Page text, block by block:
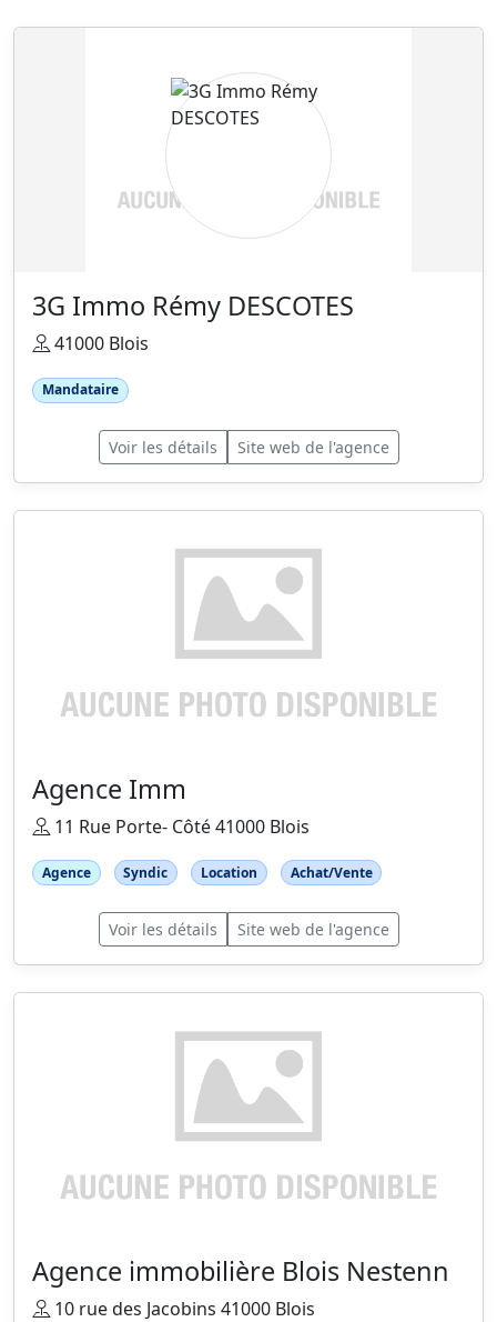
3G Immo Rémy DESCOTES
41000 Blois
Mandataire
Voir les détails Site web de l'agence
Agence Imm
11 Rue Porte- Côté 41000 Blois
Agence Syndic Location Achat/Vente
Voir les détails Site web de l'agence
Agence immobilière Blois Nestenn
10 rue des Jacobins 41000 Blois